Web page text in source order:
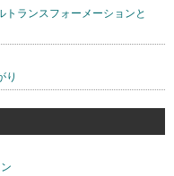
ランスフォーメーションと
り